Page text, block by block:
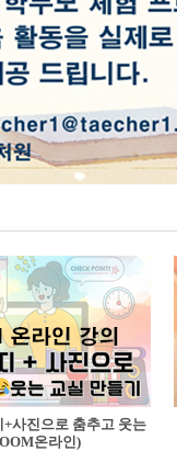
사진으로 춤추고 웃는
온라인)